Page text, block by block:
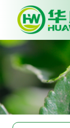
syntax